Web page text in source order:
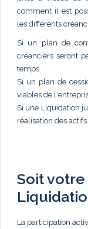
comment il est
les différents
Si un plan de
créanciers seront
temps.
Si un plan de
viables de
Si une Liquidation
réalisation des
Soit
La participation